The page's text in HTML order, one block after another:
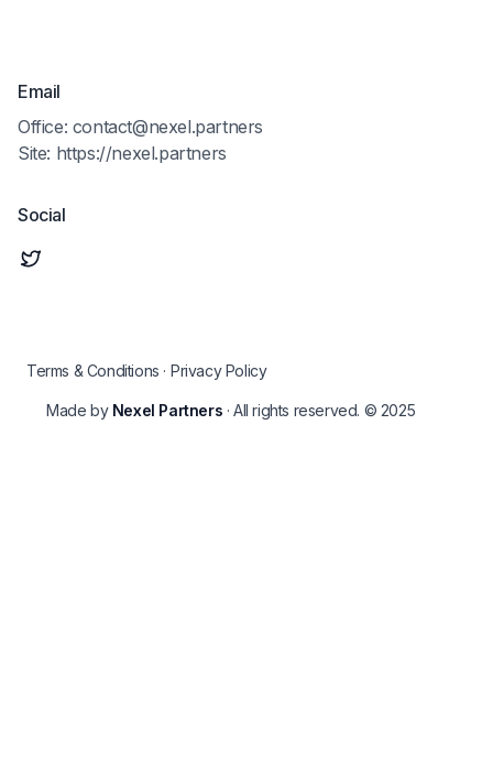
Email
Office: contact@nexel.partners
Site: https://nexel.partners
Social
Terms & Conditions · Privacy Policy
Made by Nexel Partners · All rights reserved. © 2025